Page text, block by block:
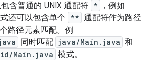
含普通的 UNIX 通配符 * ，例如
还可以包含单个 ** 通配符作为路径
路径元素匹配。例
同时匹配 java/Main.java 和
Main.java 模式。